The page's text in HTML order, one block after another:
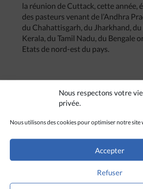
Nous respectons votre vie
privée.
Nous utilisons des cookies pour optimiser notre site
Accepter
Refuser
la réunion de Cuttack, cette année,
des pasteurs venant de l’Andhra
du Chahattisgarh, du Jharkhand,
Kerala, du Tamil Nadu, du Bengale
Etats de nord-est du pays.